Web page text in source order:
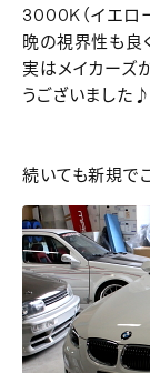
3000K（イエロ
晩の視界性も良
実はメイカーズ
うございました♪
続いても新規